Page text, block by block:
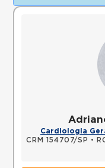
Cardiologia
CRM 154707/SP •